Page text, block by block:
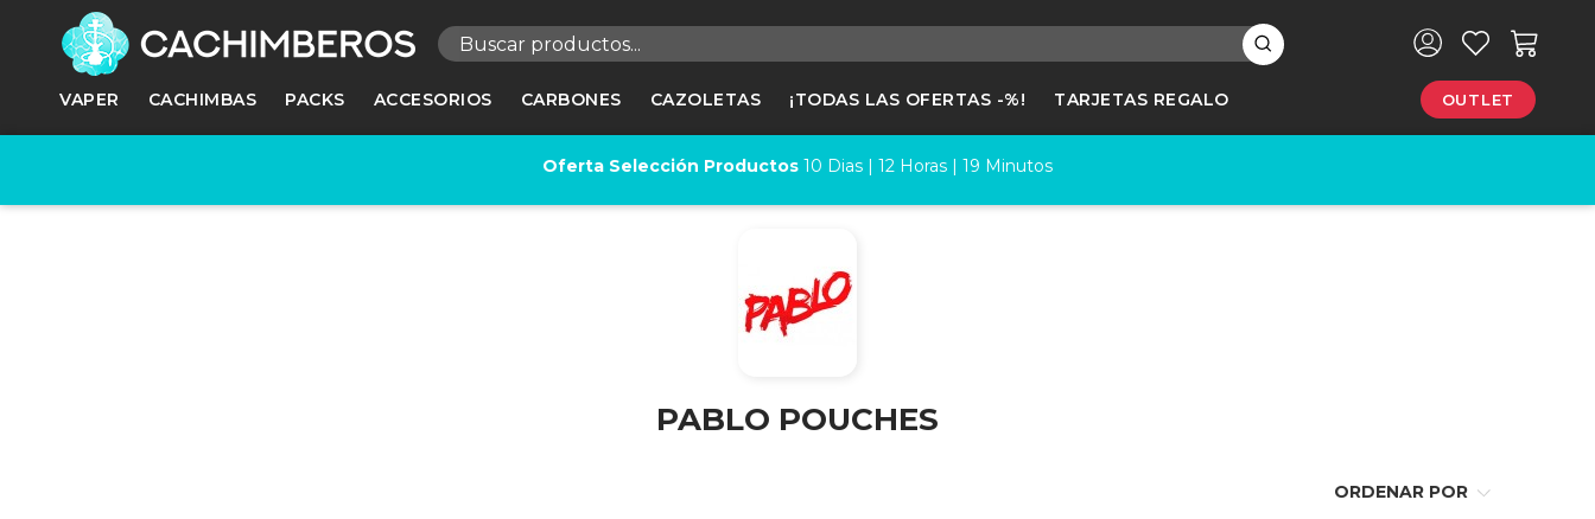
VAPER CACHIMBAS PACKS ACCESORIOS CARBONES CAZOLETAS ¡TODAS LAS OFERTAS -%! TARJETAS REGALO OUTLET
Oferta Selección Productos 10 Dias | 12 Horas | 19 Minutos
PABLO POUCHES
ORDENAR POR
Registrarse ×
Necesitas hacer login para guardar productos en tu lista de deseos